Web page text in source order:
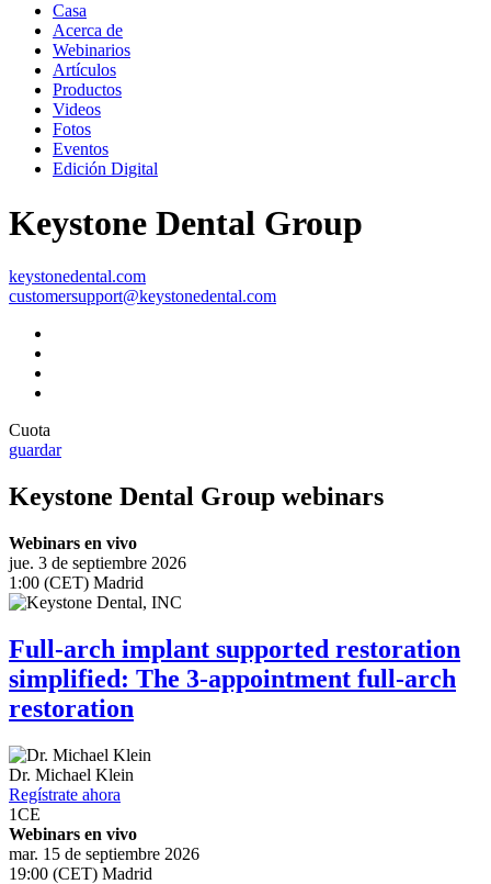
Casa
Acerca de
Webinarios
Artículos
Productos
Videos
Fotos
Eventos
Edición Digital
Keystone Dental Group
keystonedental.com
customersupport@keystonedental.com
Cuota
guardar
Keystone Dental Group webinars
Webinars en vivo
jue. 3 de septiembre 2026
1:00 (CET) Madrid
Full-arch implant supported restoration
simplified: The 3-appointment full-arch
restoration
Dr. Michael Klein
Regístrate ahora
1CE
Webinars en vivo
mar. 15 de septiembre 2026
19:00 (CET) Madrid